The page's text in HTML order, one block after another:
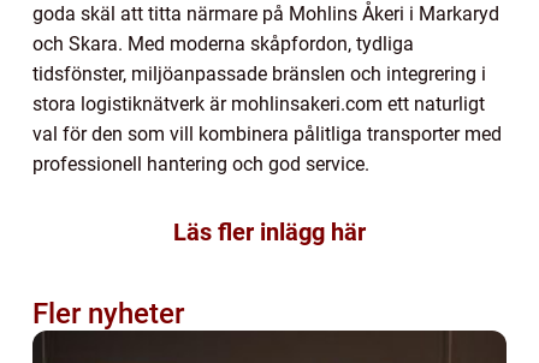
goda skäl att titta närmare på Mohlins Åkeri i Markaryd
och Skara. Med moderna skåpfordon, tydliga
tidsfönster, miljöanpassade bränslen och integrering i
stora logistiknätverk är mohlinsakeri.com ett naturligt
val för den som vill kombinera pålitliga transporter med
professionell hantering och god service.
Läs fler inlägg här
Fler nyheter